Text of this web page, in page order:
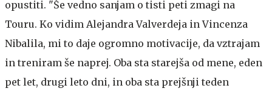
opustiti. "Še vedno sanjam o tisti peti zmagi na
Touru. Ko vidim Alejandra Valverdeja in Vincenza
Nibalila, mi to daje ogromno motivacije, da vztrajam
in treniram še naprej. Oba sta starejša od mene, eden
pet let, drugi leto dni, in oba sta prejšnji teden